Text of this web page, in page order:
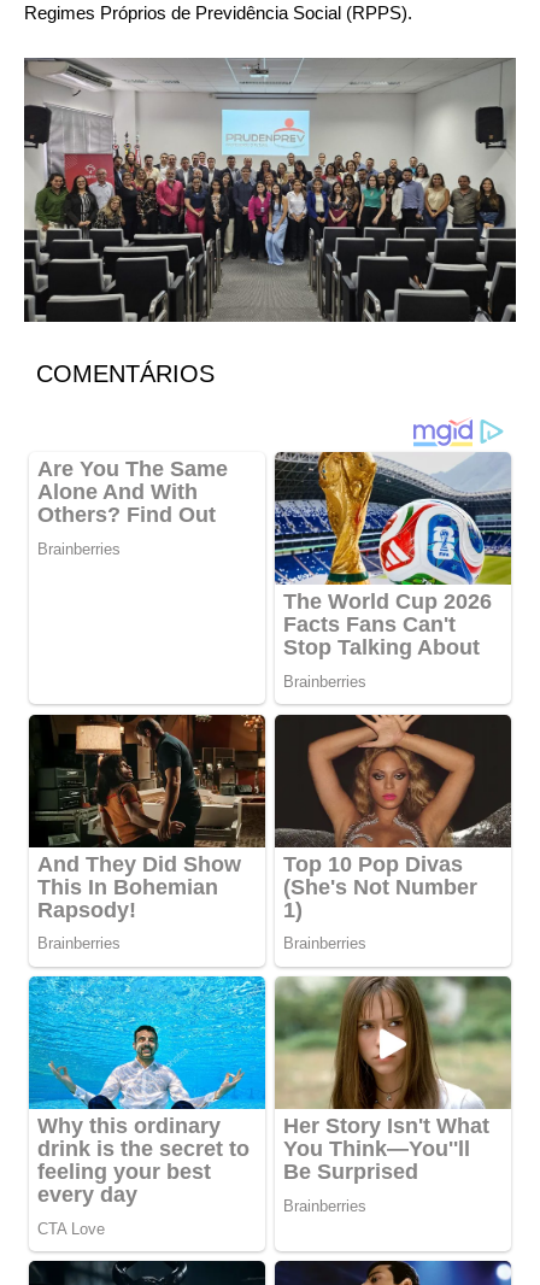
Regimes Próprios de Previdência Social (RPPS).
COMENTÁRIOS